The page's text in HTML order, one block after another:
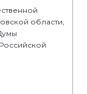
области,